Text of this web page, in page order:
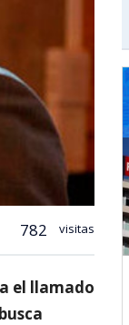
782 visitas
el llamado